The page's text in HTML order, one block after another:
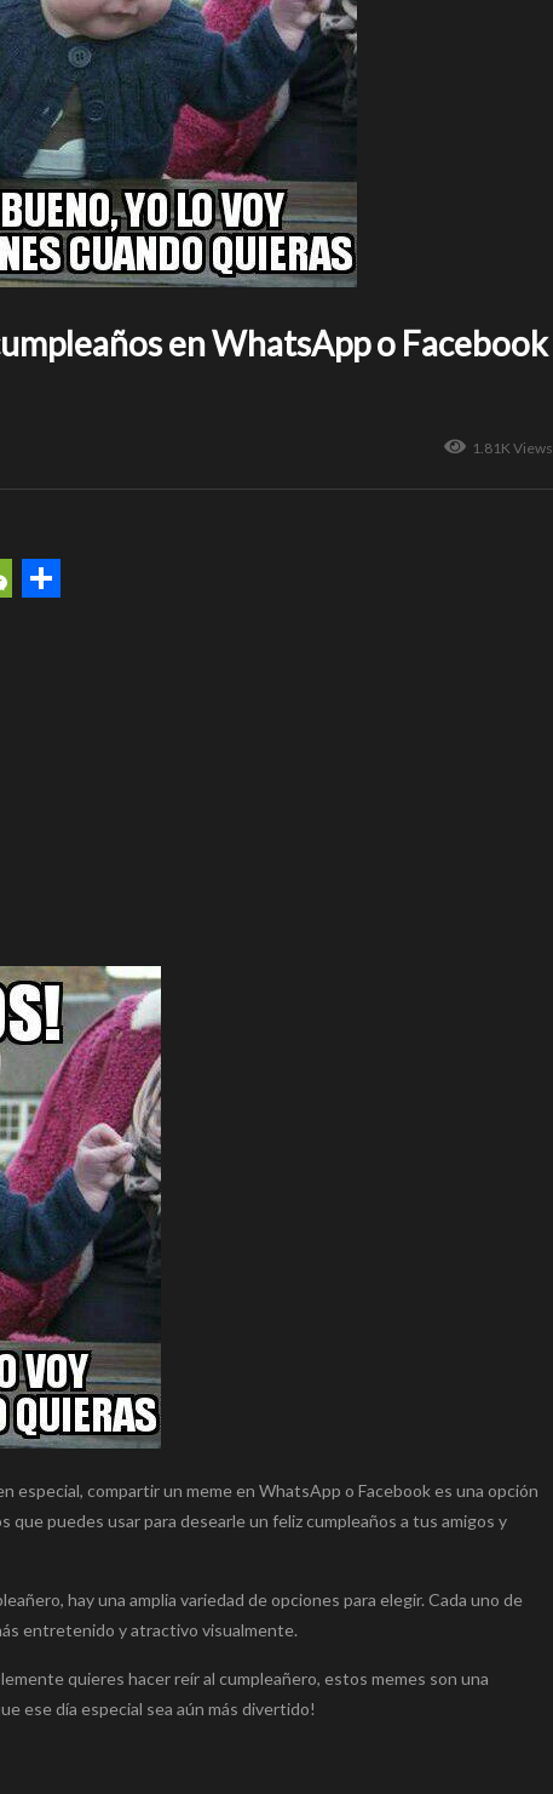
en WhatsApp o Facebook
1.81K Views
especial, compartir un meme en WhatsApp o Facebook es una opción
puedes usar para desearle un feliz cumpleaños a tus amigos y
hay una amplia variedad de opciones para elegir. Cada uno de
entretenido y atractivo visualmente.
quieres hacer reír al cumpleañero, estos memes son una
ese día especial sea aún más divertido!